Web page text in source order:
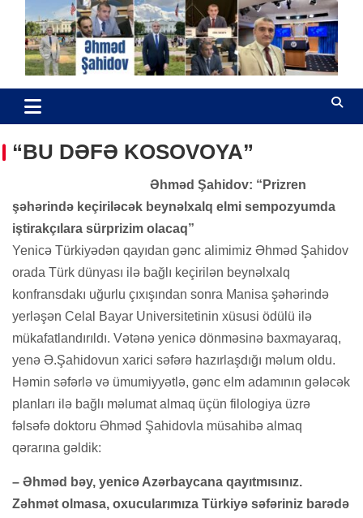
content
Əhməd Şahidov
Hüquq müdafiəçisi
“BU DƏFƏ KOSOVOYA”
Əhməd Şahidov: “Prizren
şəhərində keçiriləcək beynəlxalq elmi sempozyumda
iştirakçılara sürprizim olacaq”
Yenicə Türkiyədən qayıdan gənc alimimiz Əhməd Şahidov
orada Türk dünyası ilə bağlı keçirilən beynəlxalq
konfransdakı uğurlu çıxışından sonra Manisa şəhərində
yerləşən Celal Bayar Universitetinin xüsusi ödülü ilə
mükafatlandırıldı. Vətənə yenicə dönməsinə baxmayaraq,
yenə Ə.Şahidovun xarici səfərə hazırlaşdığı məlum oldu.
Həmin səfərlə və ümumiyyətlə, gənc elm adamının gələcək
planları ilə bağlı məlumat almaq üçün filologiya üzrə
fəlsəfə doktoru Əhməd Şahidovla müsahibə almaq
qərarına gəldik:
– Əhməd bəy, yenicə Azərbaycana qayıtmısınız.
Zəhmət olmasa, oxucularımıza Türkiyə səfəriniz barədə